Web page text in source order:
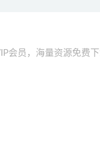
会员，海量资源免费